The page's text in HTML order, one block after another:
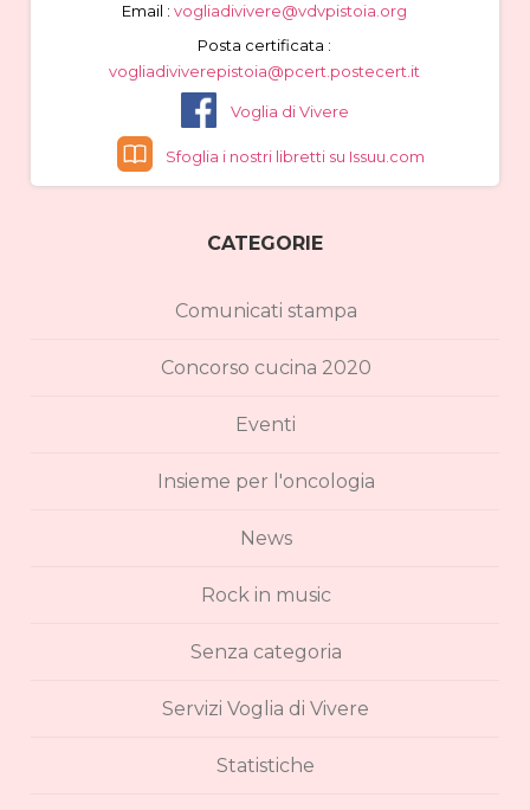
Email : vogliadivivere@vdvpistoia.org
Posta certificata :
vogliadiviverepistoia@pcert.postecert.it
Voglia di Vivere
Sfoglia i nostri libretti su Issuu.com
CATEGORIE
Comunicati stampa
Concorso cucina 2020
Eventi
Insieme per l'oncologia
News
Rock in music
Senza categoria
Servizi Voglia di Vivere
Statistiche